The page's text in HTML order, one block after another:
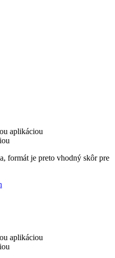
aplikáciou
formát je preto vhodný skôr pre
aplikáciou